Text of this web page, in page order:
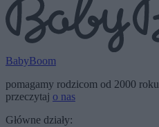
BabyBoom
pomagamy rodzicom od 2000 roku
przeczytaj o nas
Główne działy: